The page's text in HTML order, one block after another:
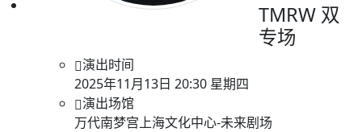
TMRW 双
专场
演出时间
2025年11月13日 20:30 星期四
演出场馆
万代南梦宫上海文化中心-未来剧场